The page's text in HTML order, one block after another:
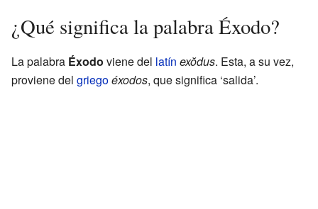
¿Qué significa la palabra Éxodo?
La palabra Éxodo viene del latín exŏdus. Esta, a su vez,
proviene del griegoéxodos, que significa ‘salida’.